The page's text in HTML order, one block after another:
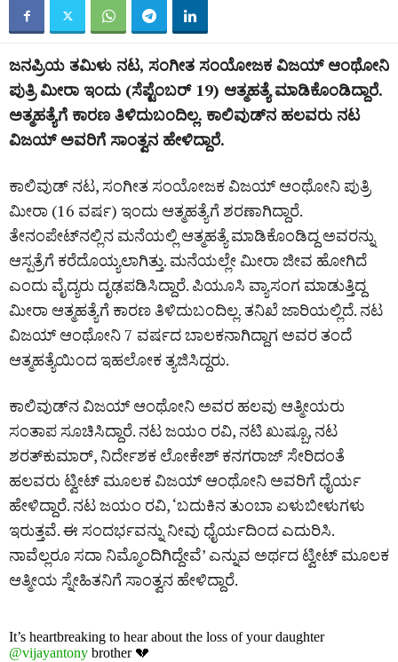
ಜನಪ್ರಿಯ ತಮಿಳು ನಟ, ಸಂಗೀತ ಸಂಯೋಜಕ ವಿಜಯ್‌ ಆಂಥೋನಿ
ಪುತ್ರಿ ಮೀರಾ ಇಂದು (ಸೆಪ್ಟೆಂಬರ್‌ 19) ಆತ್ಮಹತ್ಯೆ ಮಾಡಿಕೊಂಡಿದ್ದಾರೆ.
ಅತ್ಮಹತ್ಯೆಗೆ ಕಾರಣ ತಿಳಿದುಬಂದಿಲ್ಲ. ಕಾಲಿವುಡ್‌ನ ಹಲವರು ನಟ
ವಿಜಯ್‌ ಅವರಿಗೆ ಸಾಂತ್ವನ ಹೇಳಿದ್ದಾರೆ.
ಕಾಲಿವುಡ್‌ ನಟ, ಸಂಗೀತ ಸಂಯೋಜಕ ವಿಜಯ್‌ ಆಂಥೋನಿ ಪುತ್ರಿ
ಮೀರಾ (16 ವರ್ಷ) ಇಂದು ಆತ್ಮಹತ್ಯೆಗೆ ಶರಣಾಗಿದ್ದಾರೆ.
ತೇನಂಪೇಟ್‌ನಲ್ಲಿನ ಮನೆಯಲ್ಲಿ ಆತ್ಮಹತ್ಯೆ ಮಾಡಿಕೊಂಡಿದ್ದ ಅವರನ್ನು
ಆಸ್ಪತ್ರೆಗೆ ಕರೆದೊಯ್ಯಲಾಗಿತ್ತು. ಮನೆಯಲ್ಲೇ ಮೀರಾ ಜೀವ ಹೋಗಿದೆ
ಎಂದು ವೈದ್ಯರು ದೃಢಪಡಿಸಿದ್ದಾರೆ. ಪಿಯೂಸಿ ವ್ಯಾಸಂಗ ಮಾಡುತ್ತಿದ್ದ
ಮೀರಾ ಆತ್ಮಹತ್ಯೆಗೆ ಕಾರಣ ತಿಳಿದುಬಂದಿಲ್ಲ. ತನಿಖೆ ಜಾರಿಯಲ್ಲಿದೆ. ನಟ
ವಿಜಯ್‌ ಆಂಥೋನಿ 7 ವರ್ಷದ ಬಾಲಕನಾಗಿದ್ದಾಗ ಅವರ ತಂದೆ
ಆತ್ಮಹತ್ಯೆಯಿಂದ ಇಹಲೋಕ ತ್ಯಜಿಸಿದ್ದರು.
ಕಾಲಿವುಡ್‌ನ ವಿಜಯ್‌ ಆಂಥೋನಿ ಅವರ ಹಲವು ಆತ್ಮೀಯರು
ಸಂತಾಪ ಸೂಚಿಸಿದ್ದಾರೆ. ನಟ ಜಯಂ ರವಿ, ನಟಿ ಖುಷ್ಬೂ, ನಟ
ಶರತ್‌ಕುಮಾರ್‌, ನಿರ್ದೇಶಕ ಲೋಕೇಶ್‌ ಕನಗರಾಜ್‌ ಸೇರಿದಂತೆ
ಹಲವರು ಟ್ವೀಟ್‌ ಮೂಲಕ ವಿಜಯ್‌ ಆಂಥೋನಿ ಅವರಿಗೆ ಧೈರ್ಯ
ಹೇಳಿದ್ದಾರೆ. ನಟ ಜಯಂ ರವಿ, ‘ಬದುಕಿನ ತುಂಬಾ ಏಳುಬೀಳುಗಳು
ಇರುತ್ತವೆ. ಈ ಸಂದರ್ಭವನ್ನು ನೀವು ಧೈರ್ಯದಿಂದ ಎದುರಿಸಿ.
ನಾವೆಲ್ಲರೂ ಸದಾ ನಿಮ್ಮೊಂದಿಗಿದ್ದೇವೆ’ ಎನ್ನುವ ಅರ್ಥದ ಟ್ವೀಟ್‌ ಮೂಲಕ
ಆತ್ಮೀಯ ಸ್ನೇಹಿತನಿಗೆ ಸಾಂತ್ವನ ಹೇಳಿದ್ದಾರೆ.
It’s heartbreaking to hear about the loss of your daughter
@vijayantony brother 💔